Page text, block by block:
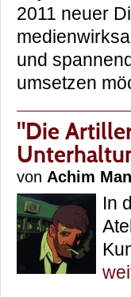
2011 neuer
und
umsetzen
"Die
von Achim
In